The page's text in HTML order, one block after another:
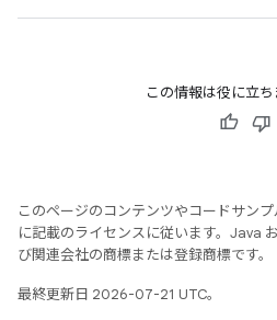
この情報は役に立ち
このページのコンテンツやコードサンプ
に記載のライセンスに従います。Java
び関連会社の商標または登録商標です。
最終更新日 2026-07-21 UTC。